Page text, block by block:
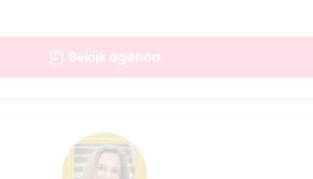
Bekijk agenda